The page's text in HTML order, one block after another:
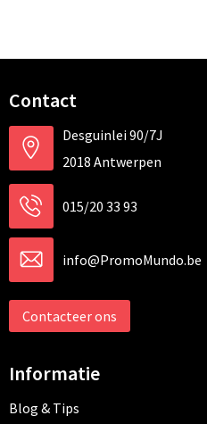
Contact
Desguinlei 90/7J
2018 Antwerpen
015/20 33 93
info@PromoMundo.be
Contacteer ons
Informatie
Blog & Tips